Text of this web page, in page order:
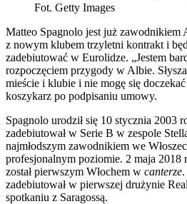
Fot. Getty Images
Matteo Spagnolo jest już zawodnikiem
z nowym klubem trzyletni kontrakt i
zadebiutować w Eurolidze. „Jestem
rozpoczęciem przygody w Albie.
mieście i klubie i nie mogę się
koszykarz po podpisaniu umowy.
Spagnolo urodził się 10 stycznia 2003
zadebiutował w Serie B w zespole
najmłodszym zawodnikiem we
profesjonalnym poziomie. 2 maja 2018
został pierwszym Włochem w canterze
zadebiutował w pierwszej drużynie
spotkaniu z Saragossą.